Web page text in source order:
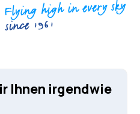
Ihnen irgendwie